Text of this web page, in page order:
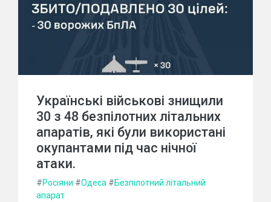
Українські військові знищили
30 з 48 безпілотних літальних
апаратів, які були використані
окупантами під час нічної
атаки.
#Росіяни #Одеса #Безпілотний літальний
апарат